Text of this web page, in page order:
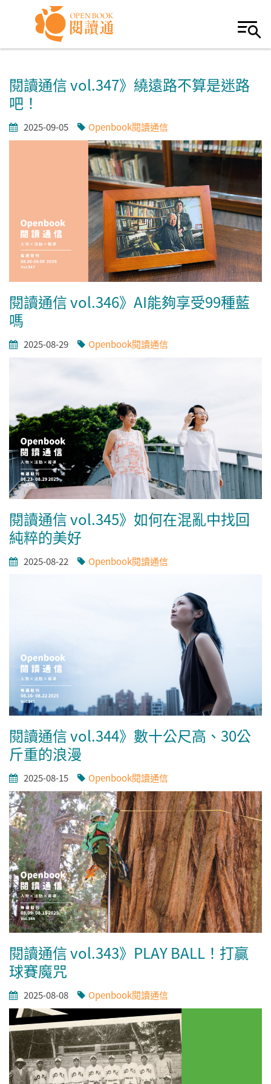
Skip to navigation
移至主內容
閱讀通信 vol.347》繞遠路不算是迷路
吧！
2025-09-05 Openbook閱讀通信
閱讀通信 vol.346》AI能夠享受99種藍
嗎
2025-08-29 Openbook閱讀通信
閱讀通信 vol.345》如何在混亂中找回
純粹的美好
2025-08-22 Openbook閱讀通信
閱讀通信 vol.344》數十公尺高、30公
斤重的浪漫
2025-08-15 Openbook閱讀通信
閱讀通信 vol.343》PLAY BALL！打贏
球賽魔咒
2025-08-08 Openbook閱讀通信